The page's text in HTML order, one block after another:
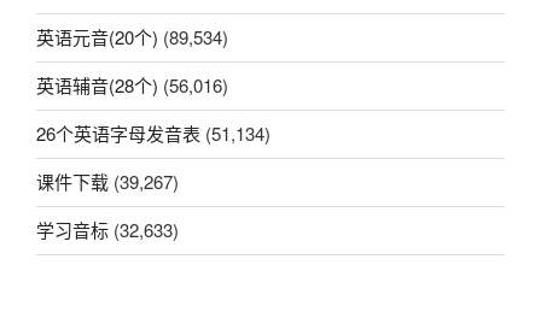
英语元音(20个) (89,534)
英语辅音(28个) (56,016)
26个英语字母发音表 (51,134)
课件下载 (39,267)
学习音标 (32,633)